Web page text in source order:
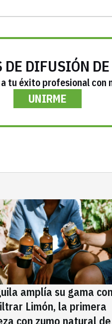
DE DIFUSIÓN
tu éxito profesional
UNIRME
amplía su gama con
Limón, la primera
con zumo natural de